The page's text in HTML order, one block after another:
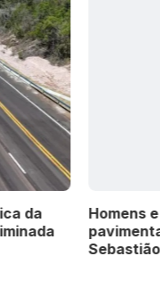
e máquinas
da Avenida
Alves Júnior